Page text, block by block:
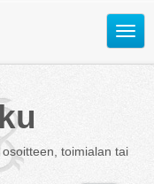
Avaa
toimialan tai